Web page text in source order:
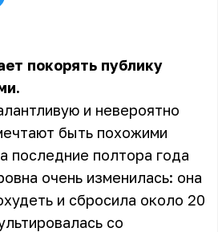
покорять публику
и невероятно
быть похожими
последние полтора года
очень изменилась: она
и сбросила около 20
со